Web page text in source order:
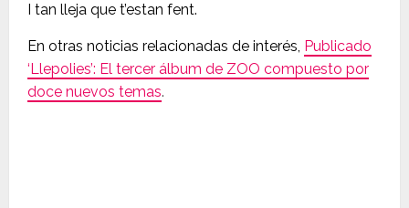
I tan lleja que t’estan fent.
En otras noticias relacionadas de interés, Publicado
‘Llepolies’: El tercer álbum de ZOO compuesto por
doce nuevos temas.